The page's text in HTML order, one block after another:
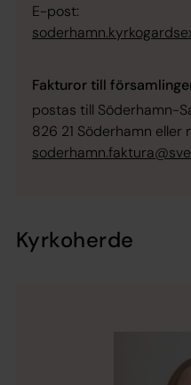
E-post:
Fakturor till
postas till Söderhamn-
826 21 Söderhamn eller
Kyrkoherde